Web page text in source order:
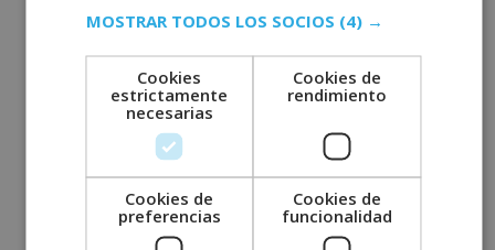
febrero 2022
enero 2022
diciembre 2021
octubre 2021
septiembre 2021
MOSTRAR TODOS LOS SOCIOS (4) →
Cookies
estrictamente
necesarias
Cookies de
rendimiento
Cookies de
preferencias
Cookies de
funcionalidad